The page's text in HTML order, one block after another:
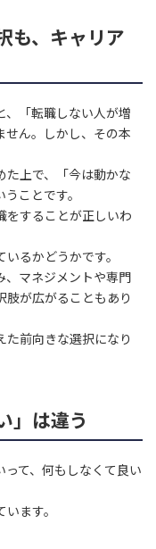
も、キャリア
、「転職しない人が増
せん。しかし、その本
た上で、「今は動かな
ことです。
をすることが正しいわ
るかどうかです。
、マネジメントや専門
が広がることもあり
た前向きな選択になり
」は違う
て、何もしなくて良い
ます。